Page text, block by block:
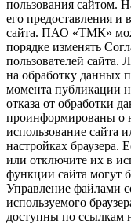
пользования сайтом.
его предоставления и
сайта. ПАО «ТМК»
порядке изменять
пользователей сайта.
на обработку данных
момента публикации
отказа от обработки
проинформированы о
использование сайта
настройках браузера.
или отключите их в
функции сайта могут
Управление файлами
используемого
доступны по ссылкам